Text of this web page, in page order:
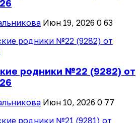
Июн 19, 2026 0 63
родники №22 (9282) от
Июн 10, 2026 0 77